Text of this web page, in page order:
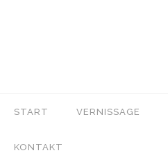
START VERNISSAGE
KONTAKT